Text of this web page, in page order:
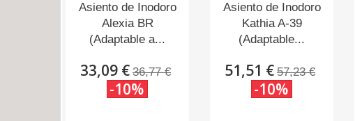
Asiento de Inodoro
Alexia BR
(Adaptable a...
33,09 € 36,77 €
-10%
Asiento de Inodoro
Kathia A-39
(Adaptable...
51,51 € 57,23 €
-10%